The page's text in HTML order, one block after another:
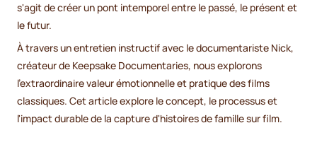
s'agit de créer un pont intemporel entre le passé, le présent et
le futur.
À travers un entretien instructif avec le documentariste Nick,
créateur de Keepsake Documentaries, nous explorons
l'extraordinaire valeur émotionnelle et pratique des films
classiques. Cet article explore le concept, le processus et
l'impact durable de la capture d'histoires de famille sur film.